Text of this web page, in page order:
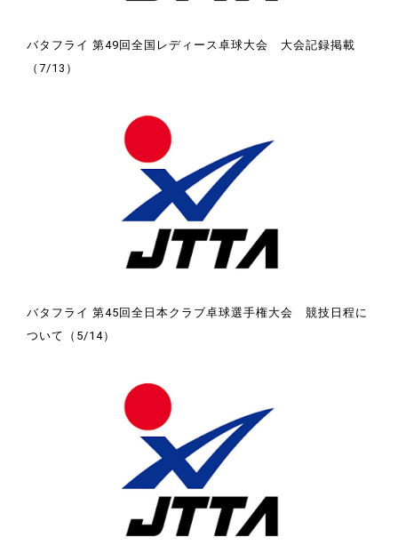
バタフライ 第49回全国レディース卓球大会 大会記録掲載
（7/13）
バタフライ 第45回全日本クラブ卓球選手権大会 競技日程に
ついて（5/14）